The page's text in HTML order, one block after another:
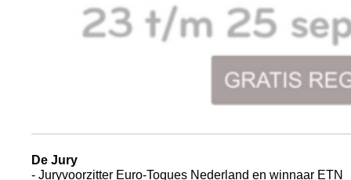
De Jury
- Juryvoorzitter Euro-Toques Nederland en winnaar ETN